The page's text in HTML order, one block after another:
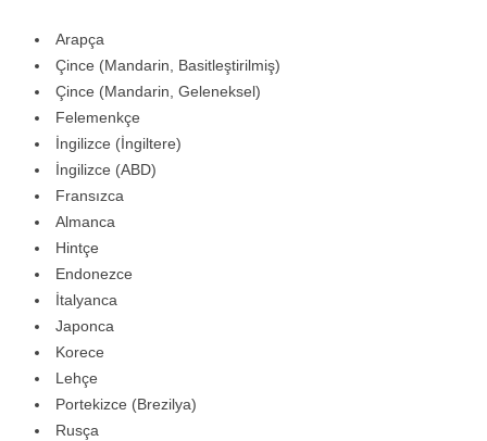
Arapça
Çince (Mandarin, Basitleştirilmiş)
Çince (Mandarin, Geleneksel)
Felemenkçe
İngilizce (İngiltere)
İngilizce (ABD)
Fransızca
Almanca
Hintçe
Endonezce
İtalyanca
Japonca
Korece
Lehçe
Portekizce (Brezilya)
Rusça